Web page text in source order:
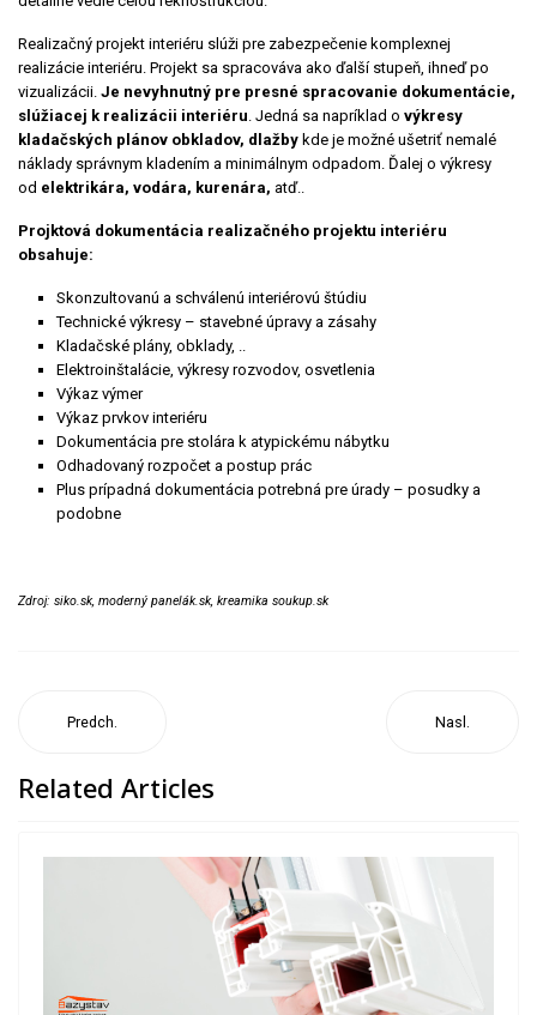
Realizačný projekt interiéru slúži pre zabezpečenie komplexnej
realizácie interiéru. Projekt sa spracováva ako ďalší stupeň, ihneď po
vizualizácii. Je nevyhnutný pre presné spracovanie dokumentácie,
slúžiacej k realizácii interiéru . Jedná sa napríklad o výkresy
kladačských plánov obkladov, dlažby kde je možné ušetriť nemalé
náklady správnym kladením a minimálnym odpadom. Ďalej o výkresy
od elektrikára, vodára, kurenára, atď..
Projktová dokumentácia realizačného projektu interiéru
obsahuje:
Skonzultovanú a schválenú interiérovú štúdiu
Technické výkresy – stavebné úpravy a zásahy
Kladačské plány, obklady, ..
Elektroinštalácie, výkresy rozvodov, osvetlenia
Výkaz výmer
Výkaz prvkov interiéru
Dokumentácia pre stolára k atypickému nábytku
Odhadovaný rozpočet a postup prác
Plus prípadná dokumentácia potrebná pre úrady – posudky a
podobne
Zdroj: siko.sk, moderný panelák.sk, kreamika soukup.sk
Predch. Nasl.
Related Articles